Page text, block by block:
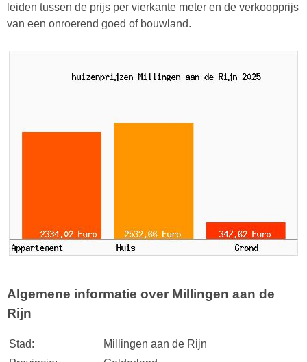
leiden tussen de prijs per vierkante meter en de verkoopprijs
van een onroerend goed of bouwland.
Algemene informatie over Millingen aan de
Rijn
Stad:
Millingen aan de Rijn